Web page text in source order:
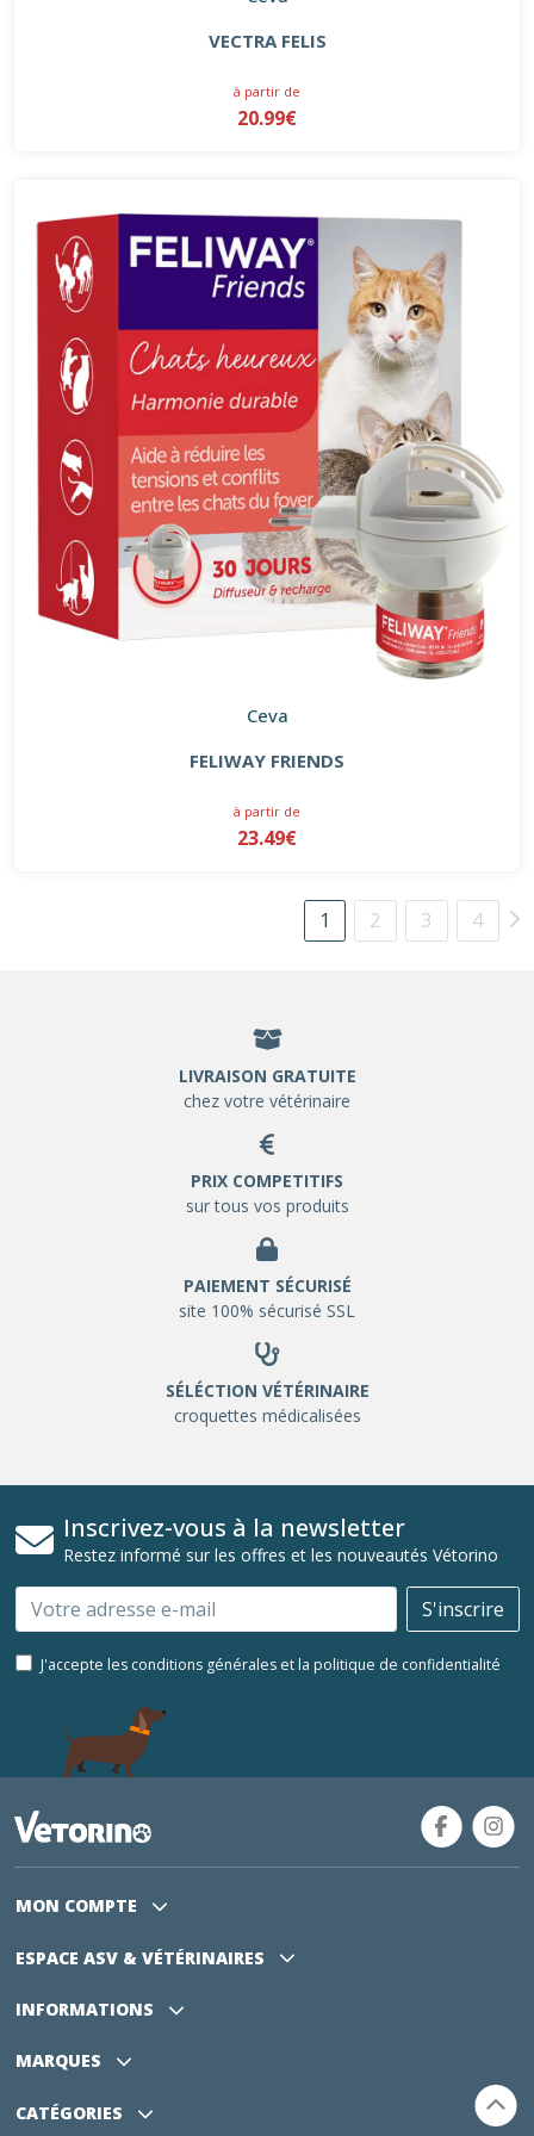
VECTRA FELIS
à partir de
20.99€
Ceva
FELIWAY FRIENDS
à partir de
23.49€
1 2 3 4
LIVRAISON GRATUITE
chez votre vétérinaire
PRIX COMPETITIFS
sur tous vos produits
PAIEMENT SÉCURISÉ
site 100% sécurisé SSL
SÉLÉCTION VÉTÉRINAIRE
croquettes médicalisées
Inscrivez-vous à la newsletter
Restez informé sur les offres et les nouveautés Vétorino
Email S'inscrire
J'accepte les conditions générales et la politique de confidentialité
MON COMPTE
ESPACE ASV & VÉTÉRINAIRES
INFORMATIONS
MARQUES
CATÉGORIES